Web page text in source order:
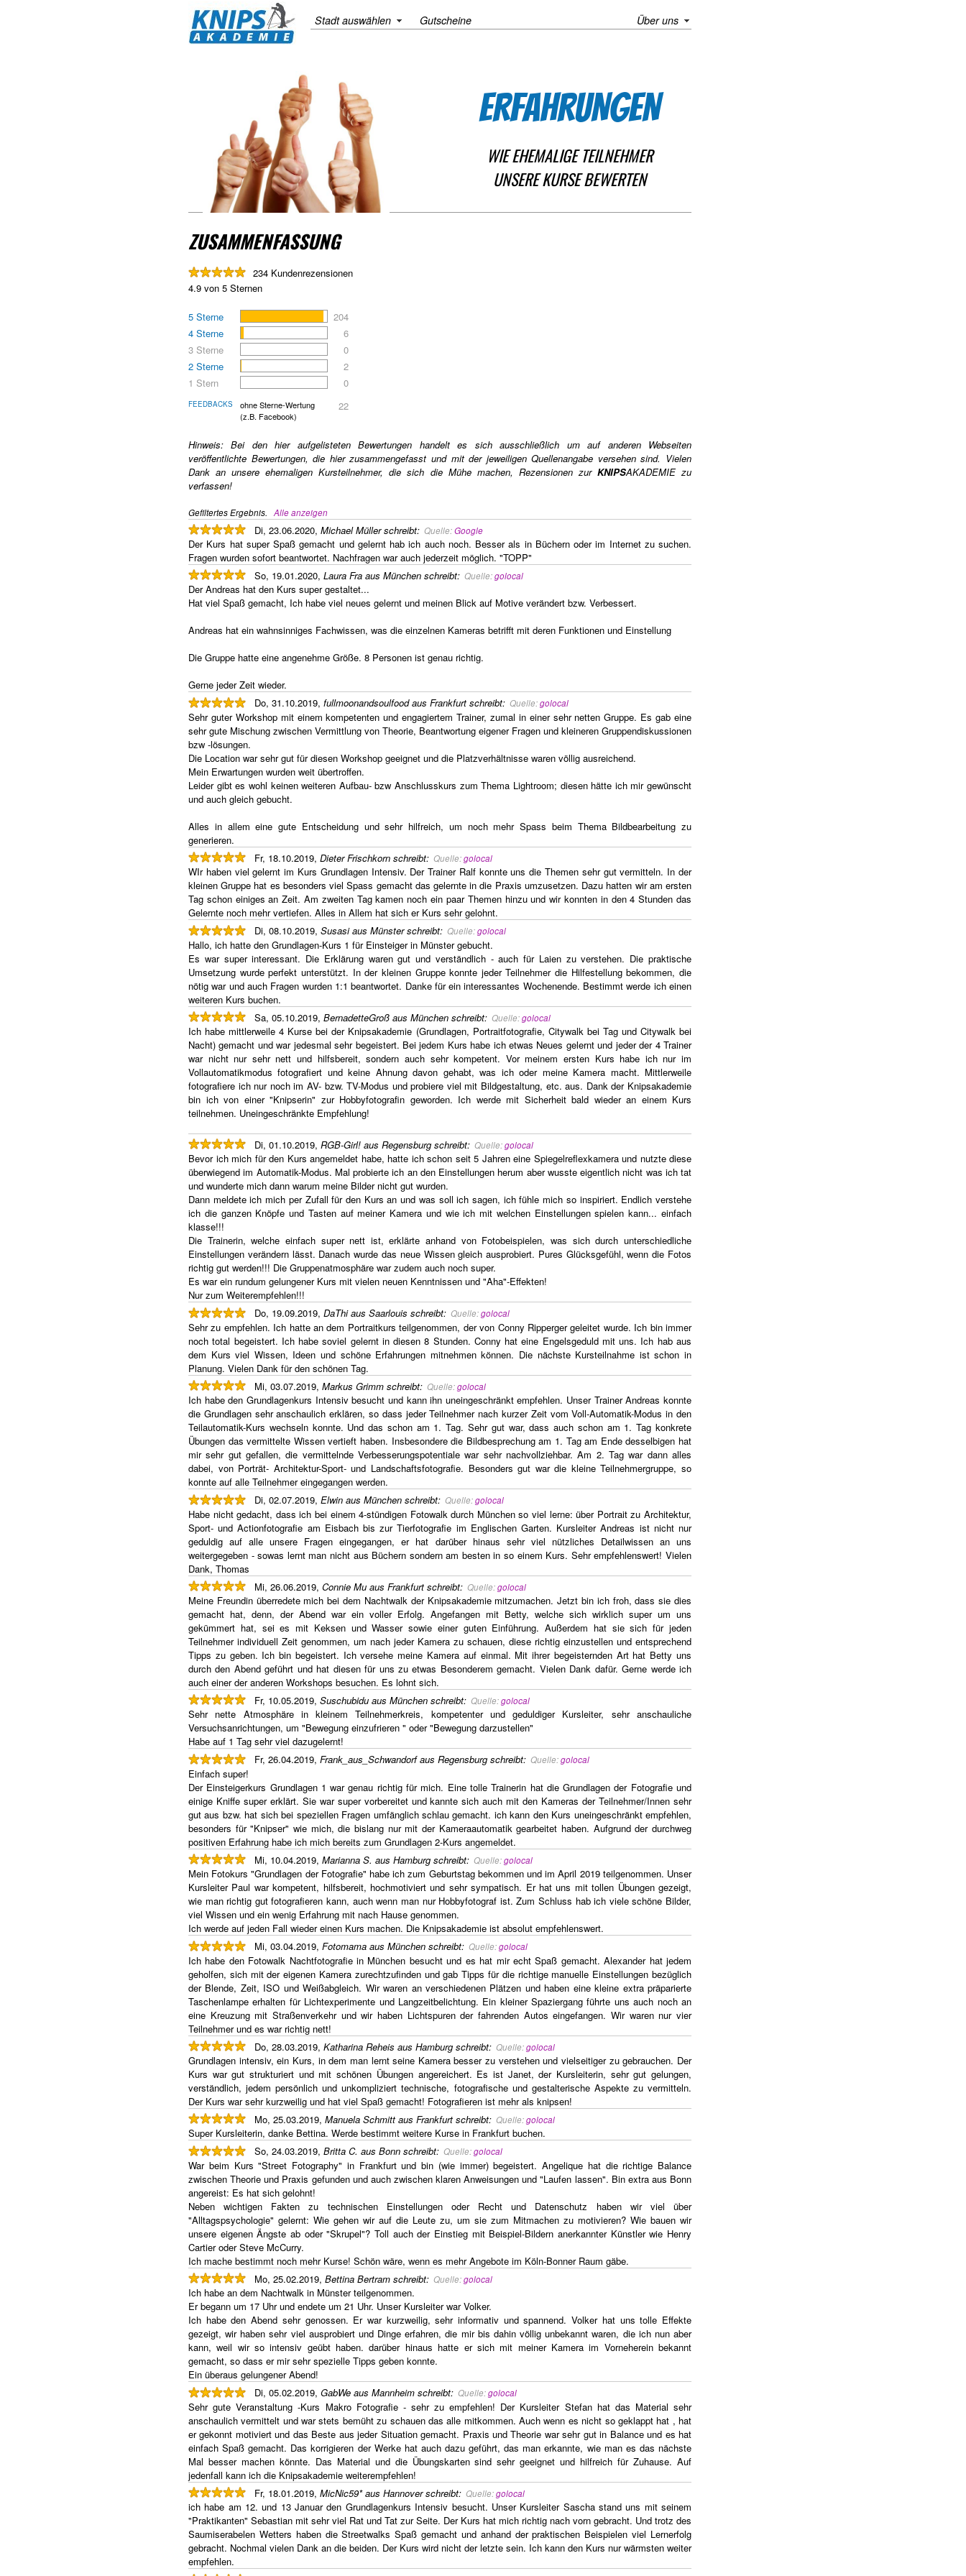
Stadt auswählen Gutscheine Über uns
ERFAHRUNGEN
WIE EHEMALIGE TEILNEHMER
UNSERE KURSE BEWERTEN
ZUSAMMENFASSUNG
234 Kundenrezensionen
4.9 von 5 Sternen
5 Sterne
204
4 Sterne
6
3 Sterne
0
2 Sterne
2
1 Stern
0
FEEDBACKS
ohne Sterne-Wertung
(z.B. Facebook)
22
Hinweis: Bei den hier aufgelisteten Bewertungen handelt es sich ausschließlich um auf anderen Webseiten
veröffentlichte Bewertungen, die hier zusammengefasst und mit der jeweiligen Quellenangabe versehen sind. Vielen
Dank an unsere ehemaligen Kursteilnehmer, die sich die Mühe machen, Rezensionen zur KNIPSAKADEMIEzu
verfassen!
Gefiltertes Ergebnis. Alle anzeigen
Di, 23.06.2020, Michael Müllerschreibt:Quelle:Google
Der Kurs hat super Spaß gemacht und gelernt hab ich auch noch. Besser als in Büchern oder im Internet zu suchen.
Fragen wurden sofort beantwortet. Nachfragen war auch jederzeit möglich. "TOPP"
So, 19.01.2020, Laura Fra aus München schreibt:Quelle:golocal
Der Andreas hat den Kurs super gestaltet...
Hat viel Spaß gemacht, Ich habe viel neues gelernt und meinen Blick auf Motive verändert bzw. Verbessert.
Andreas hat ein wahnsinniges Fachwissen, was die einzelnen Kameras betrifft mit deren Funktionen und Einstellung
Die Gruppe hatte eine angenehme Größe. 8 Personen ist genau richtig.
Gerne jeder Zeit wieder.
Do, 31.10.2019, fullmoonandsoulfood aus Frankfurt schreibt:Quelle:golocal
Sehr guter Workshop mit einem kompetenten und engagiertem Trainer, zumal in einer sehr netten Gruppe. Es gab eine
sehr gute Mischung zwischen Vermittlung von Theorie, Beantwortung eigener Fragen und kleineren Gruppendiskussionen
bzw -lösungen.
Die Location war sehr gut für diesen Workshop geeignet und die Platzverhältnisse waren völlig ausreichend.
Mein Erwartungen wurden weit übertroffen.
Leider gibt es wohl keinen weiteren Aufbau- bzw Anschlusskurs zum Thema Lightroom; diesen hätte ich mir gewünscht
und auch gleich gebucht.
Alles in allem eine gute Entscheidung und sehr hilfreich, um noch mehr Spass beim Thema Bildbearbeitung zu
generieren.
Fr, 18.10.2019, Dieter Frischkorn schreibt:Quelle:golocal
WIr haben viel gelernt im Kurs Grundlagen Intensiv. Der Trainer Ralf konnte uns die Themen sehr gut vermitteln. In der
kleinen Gruppe hat es besonders viel Spass gemacht das gelernte in die Praxis umzusetzen. Dazu hatten wir am ersten
Tag schon einiges an Zeit. Am zweiten Tag kamen noch ein paar Themen hinzu und wir konnten in den 4 Stunden das
Gelernte noch mehr vertiefen. Alles in Allem hat sich er Kurs sehr gelohnt.
Di, 08.10.2019, Susasi aus Münsterschreibt:Quelle:golocal
Hallo, ich hatte den Grundlagen-Kurs 1 für Einsteiger in Münster gebucht.
Es war super interessant. Die Erklärung waren gut und verständlich - auch für Laien zu verstehen. Die praktische
Umsetzung wurde perfekt unterstützt. In der kleinen Gruppe konnte jeder Teilnehmer die Hilfestellung bekommen, die
nötig war und auch Fragen wurden 1:1 beantwortet. Danke für ein interessantes Wochenende. Bestimmt werde ich einen
weiteren Kurs buchen.
Sa, 05.10.2019, BernadetteGroß aus München schreibt:Quelle:golocal
Ich habe mittlerweile 4 Kurse bei der Knipsakademie (Grundlagen, Portraitfotografie, Citywalk bei Tag und Citywalk bei
Nacht) gemacht und war jedesmal sehr begeistert. Bei jedem Kurs habe ich etwas Neues gelernt und jeder der 4 Trainer
war nicht nur sehr nett und hilfsbereit, sondern auch sehr kompetent. Vor meinem ersten Kurs habe ich nur im
Vollautomatikmodus fotografiert und keine Ahnung davon gehabt, was ich oder meine Kamera macht. Mittlerweile
fotografiere ich nur noch im AV- bzw. TV-Modus und probiere viel mit Bildgestaltung, etc. aus. Dank der Knipsakademie
bin ich von einer "Knipserin" zur Hobbyfotografin geworden. Ich werde mit Sicherheit bald wieder an einem Kurs
teilnehmen. Uneingeschränkte Empfehlung!
Di, 01.10.2019, RGB-Girl! aus Regensburg schreibt:Quelle:golocal
Bevor ich mich für den Kurs angemeldet habe, hatte ich schon seit 5 Jahren eine Spiegelreflexkamera und nutzte diese
überwiegend im Automatik-Modus. Mal probierte ich an den Einstellungen herum aber wusste eigentlich nicht was ich tat
und wunderte mich dann warum meine Bilder nicht gut wurden.
Dann meldete ich mich per Zufall für den Kurs an und was soll ich sagen, ich fühle mich so inspiriert. Endlich verstehe
ich die ganzen Knöpfe und Tasten auf meiner Kamera und wie ich mit welchen Einstellungen spielen kann... einfach
klasse!!!
Die Trainerin, welche einfach super nett ist, erklärte anhand von Fotobeispielen, was sich durch unterschiedliche
Einstellungen verändern lässt. Danach wurde das neue Wissen gleich ausprobiert. Pures Glücksgefühl, wenn die Fotos
richtig gut werden!!! Die Gruppenatmosphäre war zudem auch noch super.
Es war ein rundum gelungener Kurs mit vielen neuen Kenntnissen und "Aha"-Effekten!
Nur zum Weiterempfehlen!!!
Do, 19.09.2019, DaThi aus Saarlouis schreibt:Quelle:golocal
Sehr zu empfehlen. Ich hatte an dem Portraitkurs teilgenommen, der von Conny Ripperger geleitet wurde. Ich bin immer
noch total begeistert. Ich habe soviel gelernt in diesen 8 Stunden. Conny hat eine Engelsgeduld mit uns. Ich hab aus
dem Kurs viel Wissen, Ideen und schöne Erfahrungen mitnehmen können. Die nächste Kursteilnahme ist schon in
Planung. Vielen Dank für den schönen Tag.
Mi, 03.07.2019, Markus Grimm schreibt:Quelle:golocal
Ich habe den Grundlagenkurs Intensiv besucht und kann ihn uneingeschränkt empfehlen. Unser Trainer Andreas konnte
die Grundlagen sehr anschaulich erklären, so dass jeder Teilnehmer nach kurzer Zeit vom Voll-Automatik-Modus in den
Teilautomatik-Kurs wechseln konnte. Und das schon am 1. Tag. Sehr gut war, dass auch schon am 1. Tag konkrete
Übungen das vermittelte Wissen vertieft haben. Insbesondere die Bildbesprechung am 1. Tag am Ende desselbigen hat
mir sehr gut gefallen, die vermittelnde Verbesserungspotentiale war sehr nachvollziehbar. Am 2. Tag war dann alles
dabei, von Porträt- Architektur-Sport- und Landschaftsfotografie. Besonders gut war die kleine Teilnehmergruppe, so
konnte auf alle Teilnehmer eingegangen werden.
Di, 02.07.2019, Elwin aus München schreibt:Quelle:golocal
Habe nicht gedacht, dass ich bei einem 4-stündigen Fotowalk durch München so viel lerne: über Portrait zu Architektur,
Sport- und Actionfotografie am Eisbach bis zur Tierfotografie im Englischen Garten. Kursleiter Andreas ist nicht nur
geduldig auf alle unsere Fragen eingegangen, er hat darüber hinaus sehr viel nützliches Detailwissen an uns
weitergegeben - sowas lernt man nicht aus Büchern sondern am besten in so einem Kurs. Sehr empfehlenswert! Vielen
Dank, Thomas
Mi, 26.06.2019, Connie Mu aus Frankfurt schreibt:Quelle:golocal
Meine Freundin überredete mich bei dem Nachtwalk der Knipsakademie mitzumachen. Jetzt bin ich froh, dass sie dies
gemacht hat, denn, der Abend war ein voller Erfolg. Angefangen mit Betty, welche sich wirklich super um uns
gekümmert hat, sei es mit Keksen und Wasser sowie einer guten Einführung. Außerdem hat sie sich für jeden
Teilnehmer individuell Zeit genommen, um nach jeder Kamera zu schauen, diese richtig einzustellen und entsprechend
Tipps zu geben. Ich bin begeistert. Ich versehe meine Kamera auf einmal. Mit ihrer begeisternden Art hat Betty uns
durch den Abend geführt und hat diesen für uns zu etwas Besonderem gemacht. Vielen Dank dafür. Gerne werde ich
auch einer der anderen Workshops besuchen. Es lohnt sich.
Fr, 10.05.2019, Suschubidu aus München schreibt:Quelle:golocal
Sehr nette Atmosphäre in kleinem Teilnehmerkreis, kompetenter und geduldiger Kursleiter, sehr anschauliche
Versuchsanrichtungen, um "Bewegung einzufrieren " oder "Bewegung darzustellen"
Habe auf 1 Tag sehr viel dazugelernt!
Fr, 26.04.2019, Frank_aus_Schwandorf aus Regensburg schreibt:Quelle:golocal
Einfach super!
Der Einsteigerkurs Grundlagen 1 war genau richtig für mich. Eine tolle Trainerin hat die Grundlagen der Fotografie und
einige Kniffe super erklärt. Sie war super vorbereitet und kannte sich auch mit den Kameras der Teilnehmer/Innen sehr
gut aus bzw. hat sich bei speziellen Fragen umfänglich schlau gemacht. ich kann den Kurs uneingeschränkt empfehlen,
besonders für "Knipser" wie mich, die bislang nur mit der Kameraautomatik gearbeitet haben. Aufgrund der durchweg
positiven Erfahrung habe ich mich bereits zum Grundlagen 2-Kurs angemeldet.
Mi, 10.04.2019, Marianna S. aus Hamburg schreibt:Quelle:golocal
Mein Fotokurs "Grundlagen der Fotografie" habe ich zum Geburtstag bekommen und im April 2019 teilgenommen. Unser
Kursleiter Paul war kompetent, hilfsbereit, hochmotiviert und sehr sympatisch. Er hat uns mit tollen Übungen gezeigt,
wie man richtig gut fotografieren kann, auch wenn man nur Hobbyfotograf ist. Zum Schluss hab ich viele schöne Bilder,
viel Wissen und ein wenig Erfahrung mit nach Hause genommen.
Ich werde auf jeden Fall wieder einen Kurs machen. Die Knipsakademie ist absolut empfehlenswert.
Mi, 03.04.2019, Fotomama aus München schreibt:Quelle:golocal
Ich habe den Fotowalk Nachtfotografie in München besucht und es hat mir echt Spaß gemacht. Alexander hat jedem
geholfen, sich mit der eigenen Kamera zurechtzufinden und gab Tipps für die richtige manuelle Einstellungen bezüglich
der Blende, Zeit, ISO und Weißabgleich. Wir waren an verschiedenen Plätzen und haben eine kleine extra präparierte
Taschenlampe erhalten für Lichtexperimente und Langzeitbelichtung. Ein kleiner Spaziergang führte uns auch noch an
eine Kreuzung mit Straßenverkehr und wir haben Lichtspuren der fahrenden Autos eingefangen. Wir waren nur vier
Teilnehmer und es war richtig nett!
Do, 28.03.2019, Katharina Reheis aus Hamburg schreibt:Quelle:golocal
Grundlagen intensiv, ein Kurs, in dem man lernt seine Kamera besser zu verstehen und vielseitiger zu gebrauchen. Der
Kurs war gut strukturiert und mit schönen Übungen angereichert. Es ist Janet, der Kursleiterin, sehr gut gelungen,
verständlich, jedem persönlich und unkompliziert technische, fotografische und gestalterische Aspekte zu vermitteln.
Der Kurs war sehr kurzweilig und hat viel Spaß gemacht! Fotografieren ist mehr als knipsen!
Mo, 25.03.2019, Manuela Schmitt aus Frankfurt schreibt:Quelle:golocal
Super Kursleiterin, danke Bettina. Werde bestimmt weitere Kurse in Frankfurt buchen.
So, 24.03.2019, Britta C. aus Bonn schreibt:Quelle:golocal
War beim Kurs "Street Fotography" in Frankfurt und bin (wie immer) begeistert. Angelique hat die richtige Balance
zwischen Theorie und Praxis gefunden und auch zwischen klaren Anweisungen und "Laufen lassen". Bin extra aus Bonn
angereist: Es hat sich gelohnt!
Neben wichtigen Fakten zu technischen Einstellungen oder Recht und Datenschutz haben wir viel über
"Alltagspsychologie" gelernt: Wie gehen wir auf die Leute zu, um sie zum Mitmachen zu motivieren? Wie bauen wir
unsere eigenen Ängste ab oder "Skrupel"? Toll auch der Einstieg mit Beispiel-Bildern anerkannter Künstler wie Henry
Cartier oder Steve McCurry.
Ich mache bestimmt noch mehr Kurse! Schön wäre, wenn es mehr Angebote im Köln-Bonner Raum gäbe.
Mo, 25.02.2019, Bettina Bertram schreibt:Quelle:golocal
Ich habe an dem Nachtwalk in Münster teilgenommen.
Er begann um 17 Uhr und endete um 21 Uhr. Unser Kursleiter war Volker.
Ich habe den Abend sehr genossen. Er war kurzweilig, sehr informativ und spannend. Volker hat uns tolle Effekte
gezeigt, wir haben sehr viel ausprobiert und Dinge erfahren, die mir bis dahin völlig unbekannt waren, die ich nun aber
kann, weil wir so intensiv geübt haben. darüber hinaus hatte er sich mit meiner Kamera im Vorneherein bekannt
gemacht, so dass er mir sehr spezielle Tipps geben konnte.
Ein überaus gelungener Abend!
Di, 05.02.2019, GabWe aus Mannheim schreibt:Quelle:golocal
Sehr gute Veranstaltung -Kurs Makro Fotografie - sehr zu empfehlen! Der Kursleiter Stefan hat das Material sehr
anschaulich vermittelt und war stets bemüht zu schauen das alle mitkommen. Auch wenn es nicht so geklappt hat , hat
er gekonnt motiviert und das Beste aus jeder Situation gemacht. Praxis und Theorie war sehr gut in Balance und es hat
einfach Spaß gemacht. Das korrigieren der Werke hat auch dazu geführt, das man erkannte, wie man es das nächste
Mal besser machen könnte. Das Material und die Übungskarten sind sehr geeignet und hilfreich für Zuhause. Auf
jedenfall kann ich die Knipsakademie weiterempfehlen!
Fr, 18.01.2019, MicNic59* aus Hannoverschreibt:Quelle:golocal
ich habe am 12. und 13 Januar den Grundlagenkurs Intensiv besucht. Unser Kursleiter Sascha stand uns mit seinem
"Praktikanten" Sebastian mit sehr viel Rat und Tat zur Seite. Der Kurs hat mich richtig nach vorn gebracht. Und trotz des
Saumiserabelen Wetters haben die Streetwalks Spaß gemacht und anhand der praktischen Beispielen viel Lernerfolg
gebracht. Nochmal vielen Dank an die beiden. Der Kurs wird nicht der letzte sein. Ich kann den Kurs nur wärmsten weiter
empfehlen.